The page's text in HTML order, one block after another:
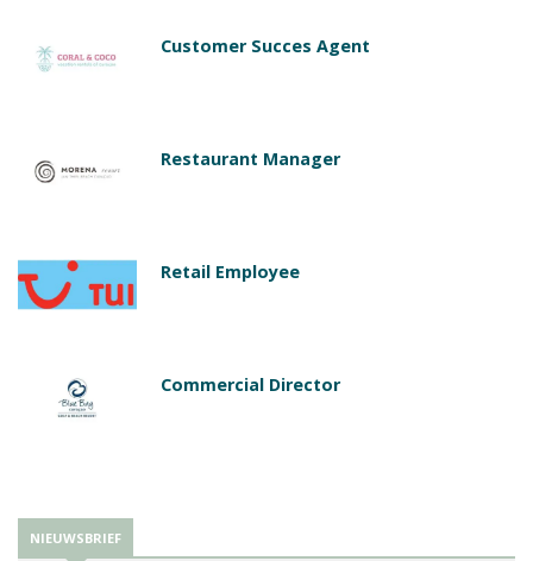
Customer Succes Agent
Restaurant Manager
Retail Employee
Commercial Director
NIEUWSBRIEF